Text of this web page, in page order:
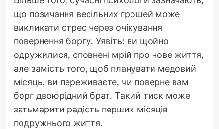
що позичання весільних грошей може
викликати стрес через очікування
повернення боргу. Уявіть: ви щойно
одружилися, сповнені мрій про нове життя,
але замість того, щоб планувати медовий
місяць, ви переживаєте, чи поверне вам
борг двоюрідний брат. Такий тиск може
затьмарити радість перших місяців
подружнього життя.